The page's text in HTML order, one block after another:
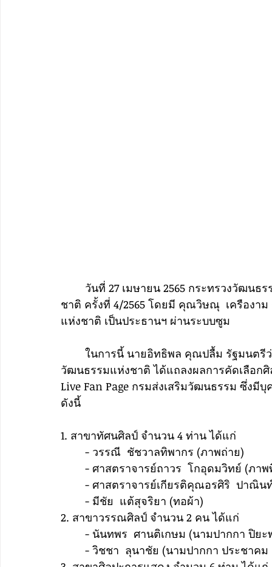
ชาติ ครั้งที่ 4/2565 โดยมี คุณวิษณุ  เครืองา
แห่งชาติ เป็นประธานฯ ผ่านระบบซูม
วัฒนธรรมแห่งชาติ ได้แถลงผลการคัดเลือก
Live Fan Page กรมส่งเสริมวัฒนธรรม ซึ่งมี
ดังนี้
1. สาขาทัศนศิลป์ จำนวน 4 ท่าน ได้แก่
	- วรรณี  ชัชวาลทิพากร (ภาพถ่าย)
- ศาสตราจารย์ถาวร  โกอุดมวิทย์ (ภา
- ศาสตราจารย์เกียรติคุณอรศิริ  ปาณิ
	- มีชัย  แต้สุจริยา (ทอผ้า)
2. สาขาวรรณศิลป์ จำนวน 2 คน ได้แก่
- นันทพร  ศานติเกษม (นามปากกา ปิย
- วิชชา  ลุนาชัย (นามปากกา ประชาค